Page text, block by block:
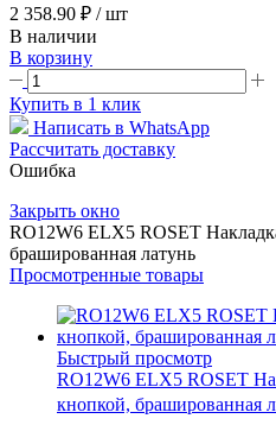
2 358.90 ₽ / шт
В наличии
В корзину
Купить в 1 клик
Написать в WhatsApp
Рассчитать доставку
Ошибка
Закрыть окно
RO12W6 ELX5 ROSET
брашированная латунь
Просмотренные товары
Быстрый просмотр
RO12W6 ELX5 ROSET
кнопкой, брашированная